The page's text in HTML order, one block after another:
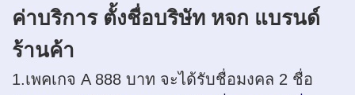
ค่าบริการ ตั้งชื่อบริษัท หจก แบรนด์
ร้านค้า
1.เพคเกจ A 888 บาท จะได้รับชื่อมงคล 2 ชื่อ